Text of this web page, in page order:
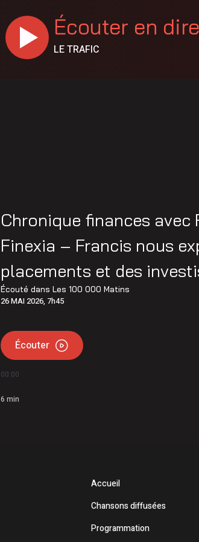
Écouter en
LE TRAFIC
Chronique finances avec
Finexia – Francis nous
placements et des
Écouté dansLes 100 000 Matins
26 MAI 2026, 7h45
Écouter
00:00
6 min
Accueil
Chansons diffusées
Programmation